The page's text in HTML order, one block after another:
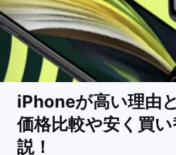
iPhoneが高い理由
価格比較や安く買
説！